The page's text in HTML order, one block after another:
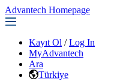
Advantech Homepage
Kayıt Ol / Log In
MyAdvantech
Ara
Türkiye